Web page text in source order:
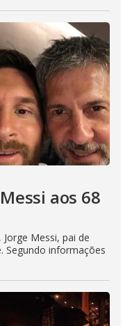
aos 68
Messi, pai de
Segundo informações